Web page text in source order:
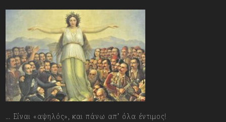
… Είναι «αψηλός», και πάνω απ’ όλα έντιμος!